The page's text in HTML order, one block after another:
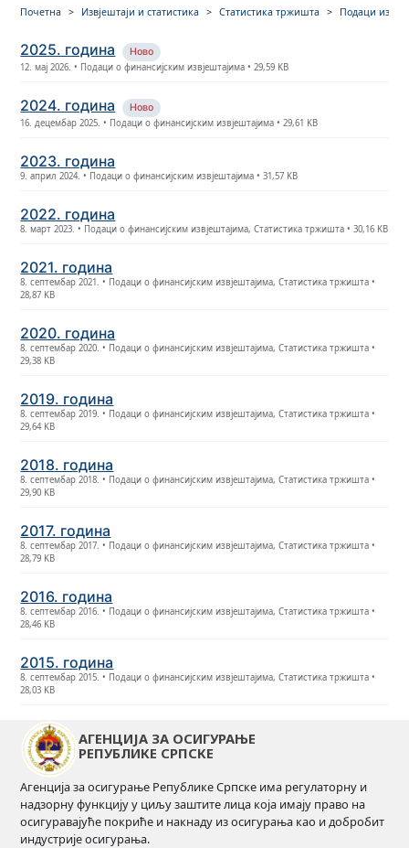
Почетна Извјештаји и статистика Статистика тржишта Подаци из
2025. година
Ново
12. мај 2026. • Подаци о финансијским извјештајима • 29,59 KB
2024. година
Ново
16. децембар 2025. • Подаци о финансијским извјештајима • 29,61 KB
2023. година
9. април 2024. • Подаци о финансијским извјештајима • 31,57 KB
2022. година
8. март 2023. • Подаци о финансијским извјештајима, Статистика тржишта • 30,16 KB
2021. година
8. септембар 2021. • Подаци о финансијским извјештајима, Статистика тржишта •
28,87 KB
2020. година
8. септембар 2020. • Подаци о финансијским извјештајима, Статистика тржишта •
29,38 KB
2019. година
8. септембар 2019. • Подаци о финансијским извјештајима, Статистика тржишта •
29,64 KB
2018. година
8. септембар 2018. • Подаци о финансијским извјештајима, Статистика тржишта •
29,90 KB
2017. година
8. септембар 2017. • Подаци о финансијским извјештајима, Статистика тржишта •
28,79 KB
2016. година
8. септембар 2016. • Подаци о финансијским извјештајима, Статистика тржишта •
28,46 KB
2015. година
8. септембар 2015. • Подаци о финансијским извјештајима, Статистика тржишта •
28,03 KB
АГЕНЦИЈА ЗА ОСИГУРАЊЕ
РЕПУБЛИКЕ СРПСКЕ
Агенција за осигурање Републике Српске има регулаторну и
надзорну функцију у циљу заштите лица која имају право на
осигуравајуће покриће и накнаду из осигурања као и добробит
индустрије осигурања.